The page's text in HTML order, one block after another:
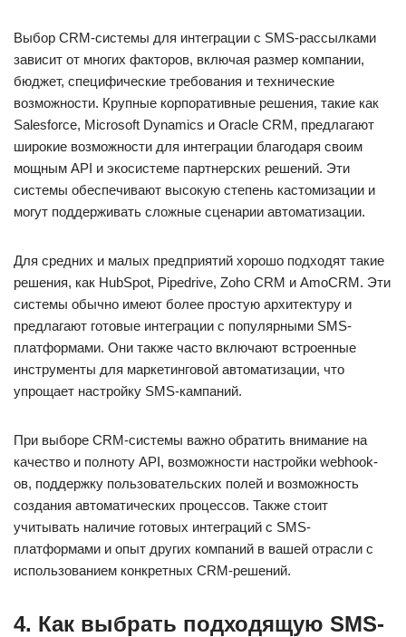
Выбор CRM-системы для интеграции с SMS-рассылками
зависит от многих факторов, включая размер компании,
бюджет, специфические требования и технические
возможности. Крупные корпоративные решения, такие как
Salesforce, Microsoft Dynamics и Oracle CRM, предлагают
широкие возможности для интеграции благодаря своим
мощным API и экосистеме партнерских решений. Эти
системы обеспечивают высокую степень кастомизации и
могут поддерживать сложные сценарии автоматизации.
Для средних и малых предприятий хорошо подходят такие
решения, как HubSpot, Pipedrive, Zoho CRM и AmoCRM. Эти
системы обычно имеют более простую архитектуру и
предлагают готовые интеграции с популярными SMS-
платформами. Они также часто включают встроенные
инструменты для маркетинговой автоматизации, что
упрощает настройку SMS-кампаний.
При выборе CRM-системы важно обратить внимание на
качество и полноту API, возможности настройки webhook-
ов, поддержку пользовательских полей и возможность
создания автоматических процессов. Также стоит
учитывать наличие готовых интеграций с SMS-
платформами и опыт других компаний в вашей отрасли с
использованием конкретных CRM-решений.
4. Как выбрать подходящую SMS-